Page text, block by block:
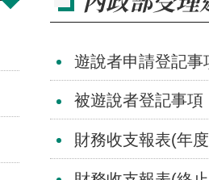
遊說者申請登記事
被遊說者登記事項
財務收支報表(年